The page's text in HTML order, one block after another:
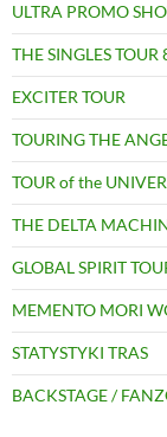
ULTRA PROMO
THE SINGLES TOUR
EXCITER TOUR
TOURING THE
TOUR of the
THE DELTA
GLOBAL SPIRIT
MEMENTO MORI
STATYSTYKI TRAS
BACKSTAGE /